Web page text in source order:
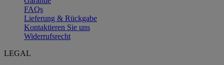
FAQs
Lieferung & Rückgabe
Kontaktieren Sie uns
Widerrufsrecht
LEGAL